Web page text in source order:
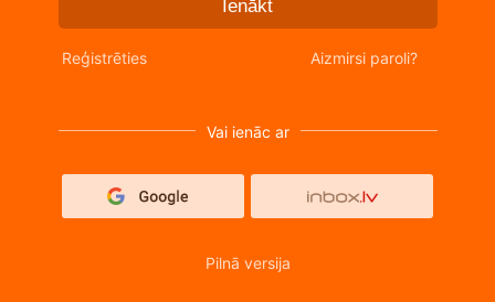
Ienākt
Reģistrēties Aizmirsi paroli?
Vai ienāc ar
Pilnā versija